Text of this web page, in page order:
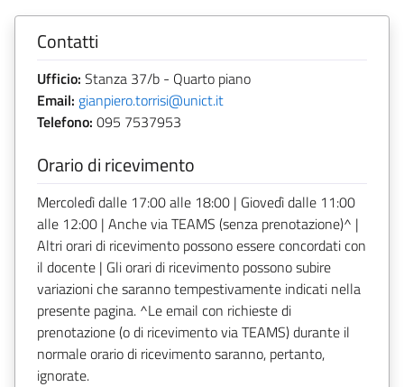
Contatti
Ufficio: Stanza 37/b - Quarto piano
Email: gianpiero.torrisi@unict.it
Telefono: 095 7537953
Orario di ricevimento
Mercoledì dalle 17:00 alle 18:00 | Giovedì dalle 11:00
alle 12:00 | Anche via TEAMS (senza prenotazione)^ |
Altri orari di ricevimento possono essere concordati con
il docente | Gli orari di ricevimento possono subire
variazioni che saranno tempestivamente indicati nella
presente pagina. ^Le email con richieste di
prenotazione (o di ricevimento via TEAMS) durante il
normale orario di ricevimento saranno, pertanto,
ignorate.